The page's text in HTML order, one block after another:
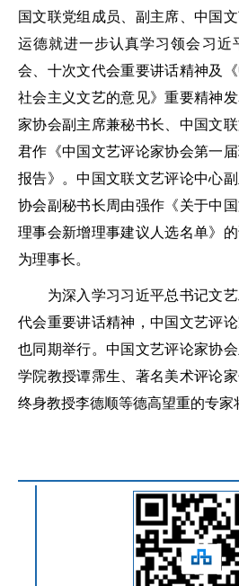
国文联党组成员、副主席、中国
运德就进一步认真学习领会习近
会、十次文代会重要讲话精神及
社会主义文艺的意见》重要精神
家协会副主席兼秘书长、中国文
君作《中国文艺评论家协会第一
报告》。中国文联文艺评论中心
协会副秘书长周由强作《关于中
理事会新增理事建议人选名单》
为理事长。
为深入学习习近平总书记文艺
代会重要讲话精神，中国文艺评
也同期举行。中国文艺评论家协
学院教授谭霈生、著名美术评论
终身教授李德顺等德高望重的专家